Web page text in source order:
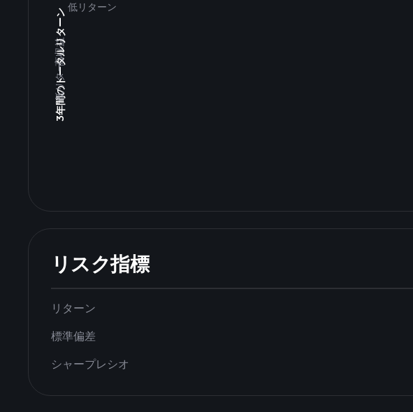
高収益
3年間のトータルリターン
低リターン
低リターン
リスク指標
リターン
標準偏差
シャープレシオ